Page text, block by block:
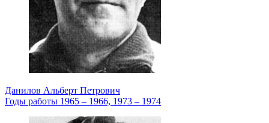
Данилов Альберт Петрович
Годы работы 1965 – 1966, 1973 – 1974